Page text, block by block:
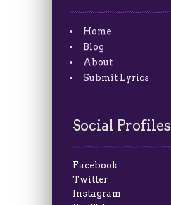
Home
Blog
About
Submit Lyrics
Social Profiles
Facebook
Twitter
Instagram